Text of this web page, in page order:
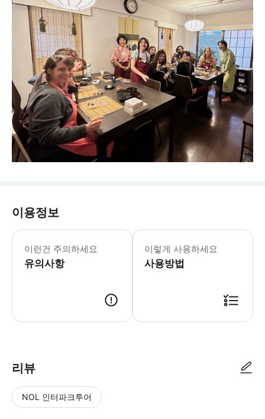
이용정보
이런건 주의하세요
유의사항
이렇게 사용하세요
사용방법
리뷰
NOL 인터파크투어